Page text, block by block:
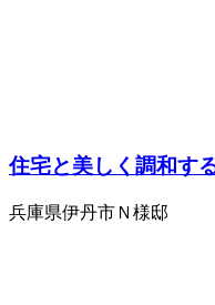
住宅と美しく調和す
兵庫県伊丹市Ｎ様邸